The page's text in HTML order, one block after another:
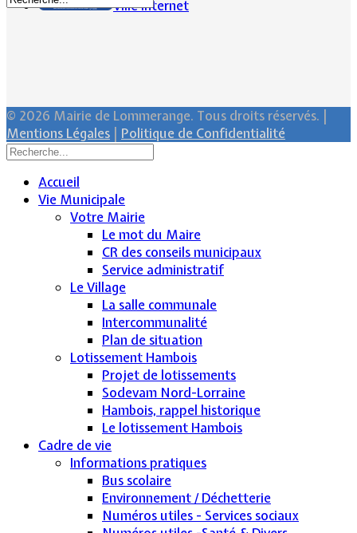
Ville Internet
© 2026 Mairie de Lommerange. Tous droits réservés. |
Mentions Légales
Politique de Confidentialité
Accueil
Vie Municipale
Votre Mairie
Le mot du Maire
CR des conseils municipaux
Service administratif
Le Village
La salle communale
Intercommunalité
Plan de situation
Lotissement Hambois
Projet de lotissements
Sodevam Nord-Lorraine
Hambois, rappel historique
Le lotissement Hambois
Cadre de vie
Informations pratiques
Bus scolaire
Environnement / Déchetterie
Numéros utiles - Services sociaux